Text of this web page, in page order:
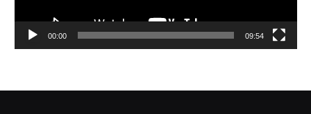
00:00 09:54